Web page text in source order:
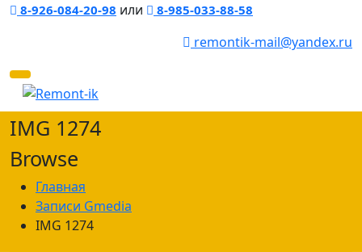
8-926-084-20-98 или 8-985-033-88-58
remontik-mail@yandex.ru
Toggle
navigation
IMG 1274
Browse
Главная
Записи Gmedia
IMG 1274